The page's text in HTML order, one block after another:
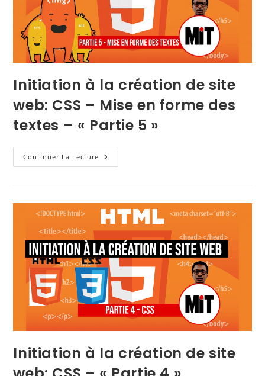
Initiation à la création de site
web: CSS – Mise en forme des
textes – « Partie 5 »
Continuer La Lecture
Initiation à la création de site